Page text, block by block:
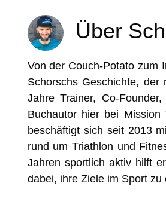
Über
Von der Couch-Potato zum
Schorschs Geschichte, der
Jahre Trainer, Co-
Buchautor hier bei Mission
beschäftigt sich seit 2013
rund um Triathlon und
Jahren sportlich aktiv hilft
dabei, ihre Ziele im Sport zu